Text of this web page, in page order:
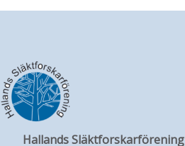
Hallands Släktforskarförening